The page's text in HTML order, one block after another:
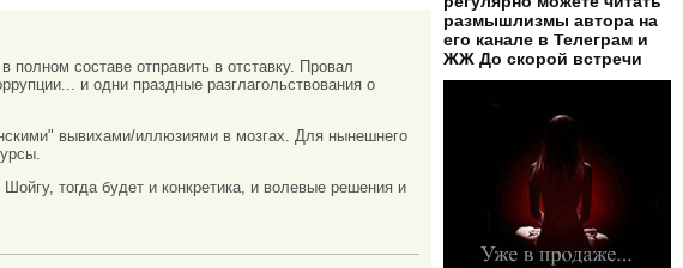
полном составе отправить в отставку. Провал
и одни праздные разглагольствования о
вывихами/иллюзиями в мозгах. Для нынешнего
тогда будет и конкретика, и волевые решения и
размышлизмы автора на
его канале в Телеграм и
ЖЖ До скорой встречи